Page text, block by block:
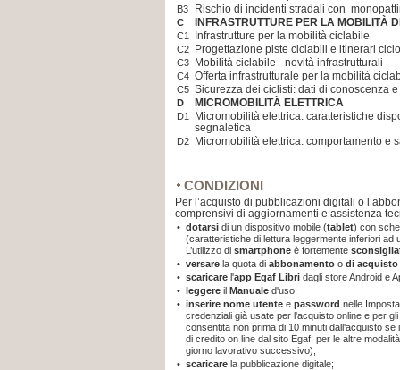
B3 Rischio di incidenti stradali con
C INFRASTRUTTURE PER LA MOBILITÀ
C1 Infrastrutture per la mobilità ciclabile
C2 Progettazione piste ciclabili e itinerari
C3 Mobilità ciclabile - novità infrastrutturali
C4 Offerta infrastrutturale per la mobilità
C5 Sicurezza dei ciclisti: dati di conoscenza
D MICROMOBILITÀ ELETTRICA
D1
Micromobilità elettrica: caratteristiche
segnaletica
D2 Micromobilità elettrica: comportamento e
CONDIZIONI
Per l’acquisto di pubblicazioni digitali o
comprensivi di aggiornamenti e assistenza
• dotarsi di un dispositivo mobile (tablet) con
(caratteristiche di lettura leggermente inferiori ad
L’utilizzo di smartphone è fortemente
• versare la quota di abbonamento o di acquisto
• scaricare l'app Egaf Libri dagli store Android e
• leggere il Manuale d'uso;
• inserire nome utente e password nelle
credenziali già usate per l'acquisto online e per
consentita non prima di 10 minuti dall'acquisto
di credito on line dal sito Egaf; per le altre
giorno lavorativo successivo);
• scaricare la pubblicazione digitale;